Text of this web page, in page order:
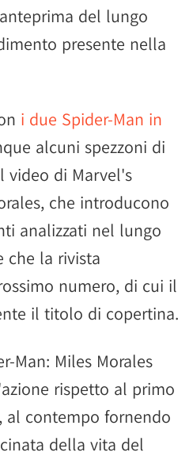
del lungo
presente nella
i due Spider-Man in
alcuni spezzoni di
video di Marvel's
che introducono
analizzati nel lungo
che la rivista
numero, di cui il
il titolo di copertina.
Man: Miles Morales
rispetto al primo
al contempo fornendo
della vita del